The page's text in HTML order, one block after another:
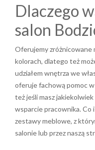
Dlaczego
salon
Oferujemy zróżnicowane
kolorach, dlatego też
udziałem wnętrza we
oferuje fachową pomoc
też jeśli masz
wsparcie pracownika.
zestawy meblowe, z
salonie lub przez naszą